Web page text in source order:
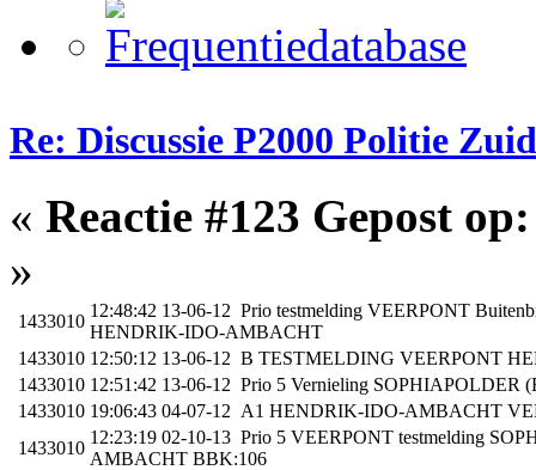
Re: Discussie P2000 Politie
« Reactie #123 Gepost op:
»
1433010
12:48:42 13-06-12 Prio testmelding VEERPONT
HENDRIK-IDO-AMBACHT
1433010 12:50:12 13-06-12 B TESTMELDING VEERPONT
1433010 12:51:42 13-06-12 Prio 5 Vernieling
1433010 19:06:43 04-07-12 A1 HENDRIK-IDO-AMBACHT
1433010
12:23:19 02-10-13 Prio 5 VEERPONT testmelding
AMBACHT BBK:106